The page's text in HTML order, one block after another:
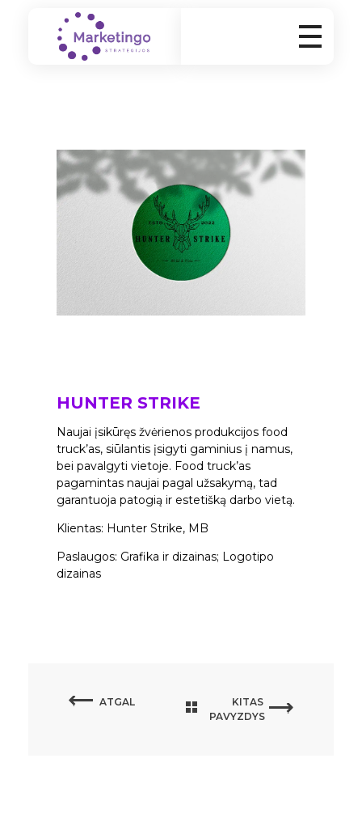
HUNTER STRIKE
Naujai įsikūręs žvėrienos produkcijos food
truck’as, siūlantis įsigyti gaminius į namus,
bei pavalgyti vietoje. Food truck’as
pagamintas naujai pagal užsakymą, tad
garantuoja patogią ir estetišką darbo vietą.
Klientas: Hunter Strike, MB
Paslaugos: Grafika ir dizainas; Logotipo
dizainas
ATGAL
KITAS
PAVYZDYS